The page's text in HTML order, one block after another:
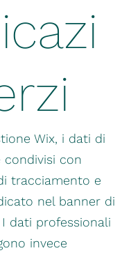
Wix, i dati di
condivisi con
tracciamento e
nel banner di
dati professionali
invece